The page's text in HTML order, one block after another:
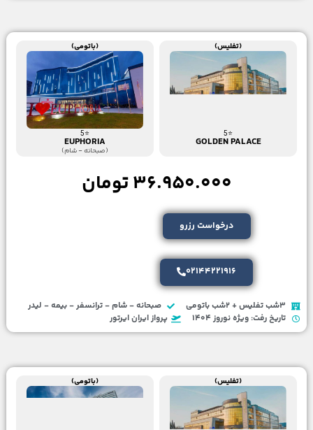
(تفلیس)
⭐5
GOLDEN PALACE
(باتومی)
⭐5
EUPHORIA
(صبحانه - شام)
36.950.000 تومان
درخواست رزرو
02144221916
3شب تفلیس + 2شب باتومی
صبحانه - شام - ترانسفر - بیمه - لیدر
تاریخ رفت: ویژه نوروز 1404
پرواز ایران ایرتور
(تفلیس) (باتومی)